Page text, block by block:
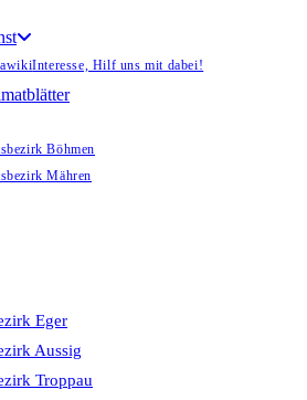
Interesse, Hilf uns mit dabei!
Böhmen
Mähren
Eger
Aussig
Troppau